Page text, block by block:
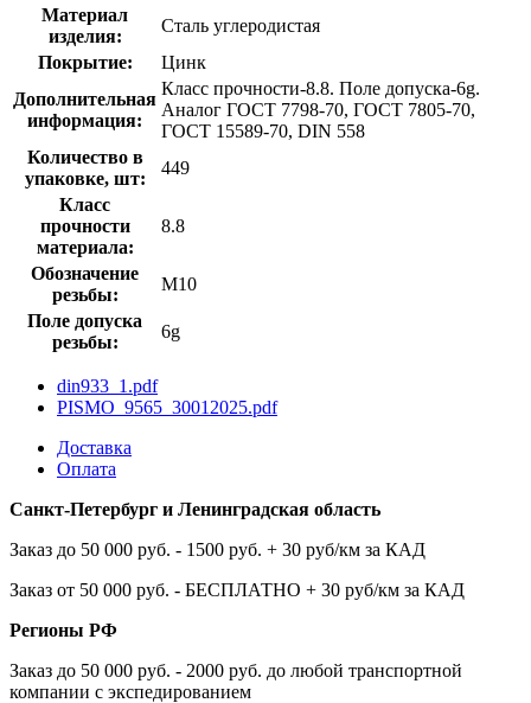
Материал
изделия:
Сталь углеродистая
Покрытие:
Цинк
Дополнительная
информация:
Класс прочности-8.8. Поле допуска-6g.
Аналог ГОСТ 7798-70, ГОСТ 7805-70,
ГОСТ 15589-70, DIN 558
Количество в
упаковке, шт:
449
Класс
прочности
материала:
8.8
Обозначение
резьбы:
М10
Поле допуска
резьбы:
6g
din933_1.pdf
PISMO_9565_30012025.pdf
Доставка
Оплата
Санкт-Петербург и Ленинградская область
Заказ до 50 000 руб. - 1500 руб. + 30 руб/км за КАД
Заказ от 50 000 руб. - БЕСПЛАТНО + 30 руб/км за КАД
Регионы РФ
Заказ до 50 000 руб. - 2000 руб. до любой транспортной
компании с экспедированием